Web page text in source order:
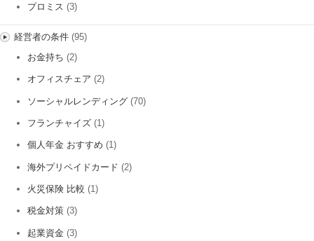
プロミス (3)
経営者の条件(95)
お金持ち (2)
オフィスチェア (2)
ソーシャルレンディング (70)
フランチャイズ (1)
個人年金 おすすめ (1)
海外プリペイドカード (2)
火災保険 比較 (1)
税金対策 (3)
起業資金 (3)